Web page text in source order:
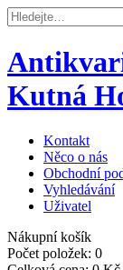
Kutná
Kontakt
Něco o nás
Obchodní
Vyhledávání
Uživatel
Nákupní košík
Počet položek: 0